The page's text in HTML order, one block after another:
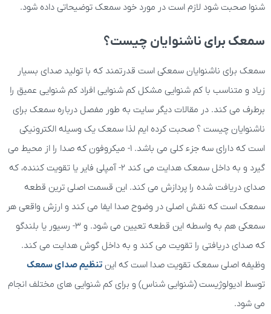
شنوا صحبت شود لازم است در مورد خود سمعک توضیحاتی داده شود.
سمعک برای ناشنوایان چیست؟
سمعک برای ناشنوایان سمعکی است قدرتمند که با تولید صدای بسیار
زیاد و متناسب با کم شنوایی مشکل کم شنوایی افراد کم شنوایی عمیق را
برطرف می کند. در مقالات دیگر سایت به طور مفصل درباره سمعک برای
ناشنوایان چیست ؟ صحبت کرده ایم لذا سمعک یک وسیله الکترونیکی
است که دارای سه جزء کلی می باشد. 1- میکروفون که صدا را از محیط می
گیرد و به داخل سمعک هدایت می کند 2- آمپلی فایر یا تقویت کننده، که
صدای دریافت شده را پردازش می کند. این قسمت اصلی ترین قطعه
سمعک است که نقش اصلی در وضوح صدا ایفا می کند و ارزش واقعی هر
سمعکی هم به واسطه این قطعه تعیین می شود. و 3- رسیور یا بلندگو
که صدای دریافتی را تقویت می کند و به داخل گوش هدایت می کند.
وظیفه اصلی سمعک تقویت صدا است که این تنظیم صدای سمعک
توسط ادیولوژیست (شنوایی شناس) و برای کم شنوایی های مختلف انجام
می شود.